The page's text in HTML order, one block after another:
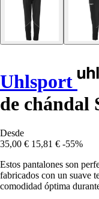
Uhlsport
de chándal
Desde
35,00 € 15,81 € -55%
Estos pantalones son
fabricados con un suave
comodidad óptima